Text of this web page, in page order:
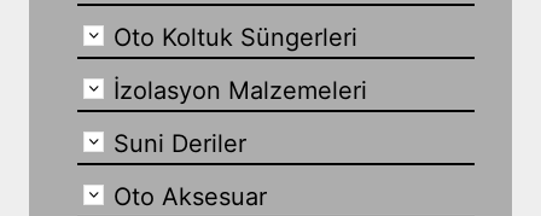
Oto Koltuk Süngerleri
İzolasyon Malzemeleri
Suni Deriler
Oto Aksesuar